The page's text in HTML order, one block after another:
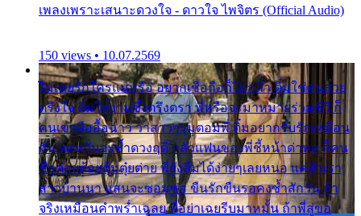
เพลงเพราะเสนาะดวงใจ - ดาวใจ ไพจิตร (Official Audio)
150 views • 10.07.2569
ไม่เคยรักใครแน่หรือ อยากเชื่อถือก็ไม่กล้า ติ๋มใช่คนสวย
ตรึงใจ ติ๋มใช่งามซึ้งตรึงตรา พี่หรือจะมาหมายร่วมชีวี ก็
คนเขาลืออื้อฉาว ว่าสาวๆรุมตอมพี่ ติ๋มอยากรับรักเหมือน
กัน แต่หวั่นจะช้ำดวงฤดี กลัวแฟนของพี่ชี้หน้าด่าทอ ก็คน
ชื่อต๋อยต้อยตุ้มตุ๋ยต่าย พี่ยังลืมได้ง่ายๆเลยหนอ แค่ตัวเรา
สาวบ้านนา แสนจะซอมซ่อ ขืนรักขืนรอคงช้ำสักวัน ถ้า
จริงเหมือนคำพร่ำเฉลย พี่อย่าเฉยรีบมาหมั้น ถ้าพี่สู่ขอ